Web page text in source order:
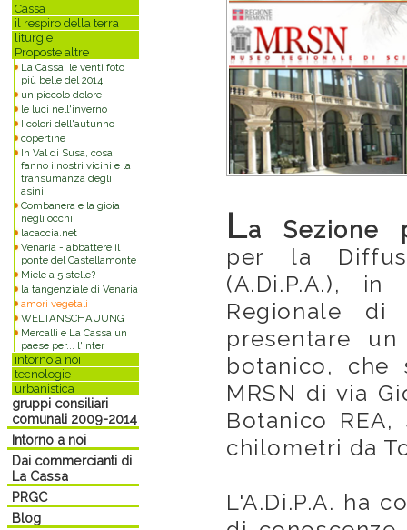
Cassa
il respiro della terra
liturgie
Proposte altre
La Cassa: le venti foto
più belle del 2014
un piccolo dolore
le luci nell'inverno
I colori dell'autunno
copertine
In Val di Susa, cosa
fanno i nostri vicini e la
transumanza degli
asini.
Combanera e la gioia
negli occhi
lacaccia.net
Venaria - abbattere il
ponte del Castellamonte
Miele a 5 stelle?
la tangenziale di Venaria
amori vegetali
WELTANSCHAUUNG
Mercalli e La Cassa un
paese per... l'Inter
intorno a noi
tecnologie
urbanistica
gruppi consiliari
comunali 2009-2014
Intorno a noi
Dai commercianti di
La Cassa
PRGC
Blog
La Sezione
per la
(A.Di.P.A.),
Regionale
presentare
botanico,
MRSN di via
Botanico
chilometri da
L'A.Di.P.A. ha